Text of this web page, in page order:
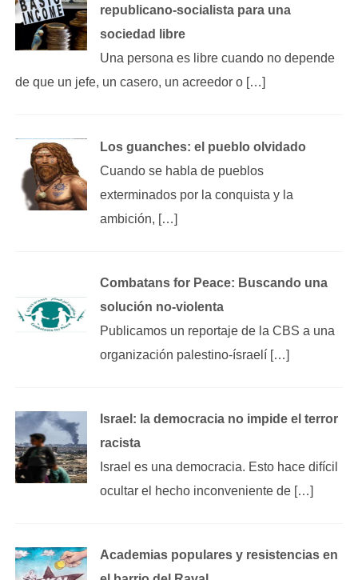
republicano‑socialista para una
sociedad libre
Una persona es libre cuando no depende
de que un jefe, un casero, un acreedor o […]
Los guanches: el pueblo olvidado
Cuando se habla de pueblos
exterminados por la conquista y la
ambición, […]
Combatans for Peace: Buscando una
solución no-violenta
Publicamos un reportaje de la CBS a una
organización palestino-ísraelí […]
Israel: la democracia no impide el terror
racista
Israel es una democracia. Esto hace difícil
ocultar el hecho inconveniente de […]
Academias populares y resistencias en